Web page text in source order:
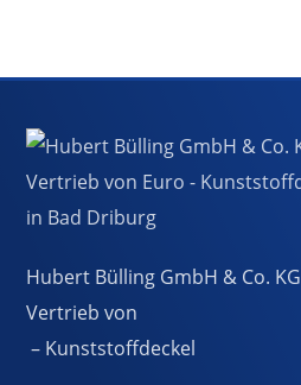
Hubert Bülling GmbH & Co. KG
Vertrieb von
– Kunststoffdeckel